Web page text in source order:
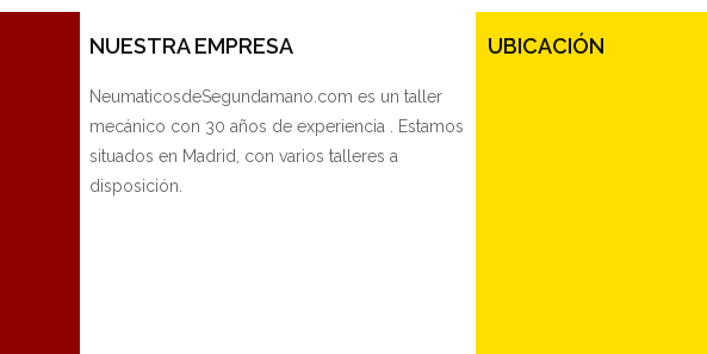
NUESTRA EMPRESA
NeumaticosdeSegundamano.com es un taller
mecánico con 30 años de experiencia . Estamos
situados en Madrid, con varios talleres a
disposición.
UBICACIÓN